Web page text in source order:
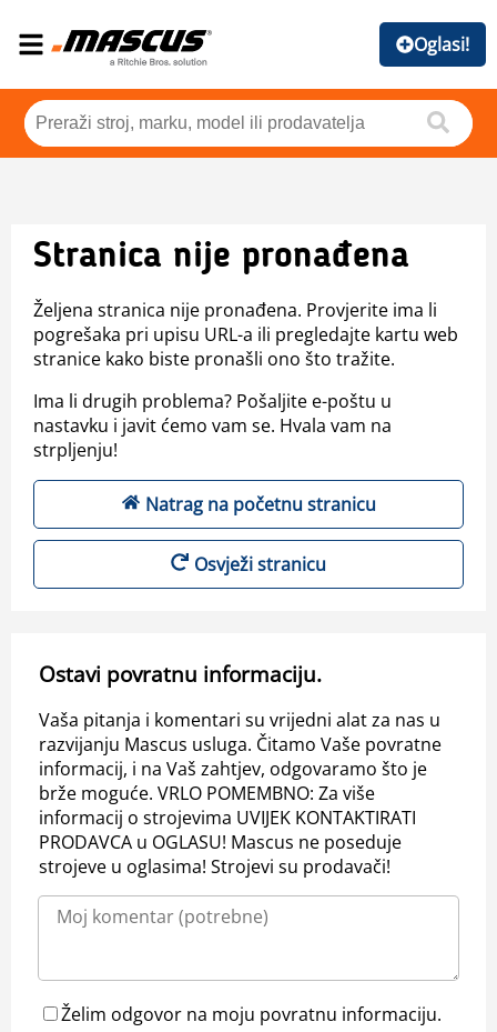
Oglasi!
Stranica nije pronađena
Željena stranica nije pronađena. Provjerite ima li
pogrešaka pri upisu URL-a ili pregledajte kartu web
stranice kako biste pronašli ono što tražite.
Ima li drugih problema? Pošaljite e-poštu u
nastavku i javit ćemo vam se. Hvala vam na
strpljenju!
Natrag na početnu stranicu
Osvježi stranicu
Ostavi povratnu informaciju.
Vaša pitanja i komentari su vrijedni alat za nas u
razvijanju Mascus usluga. Čitamo Vaše povratne
informacij, i na Vaš zahtjev, odgovaramo što je
brže moguće. VRLO POMEMBNO: Za više
informacij o strojevima UVIJEK KONTAKTIRATI
PRODAVCA u OGLASU! Mascus ne poseduje
strojeve u oglasima! Strojevi su prodavači!
Želim odgovor na moju povratnu informaciju.